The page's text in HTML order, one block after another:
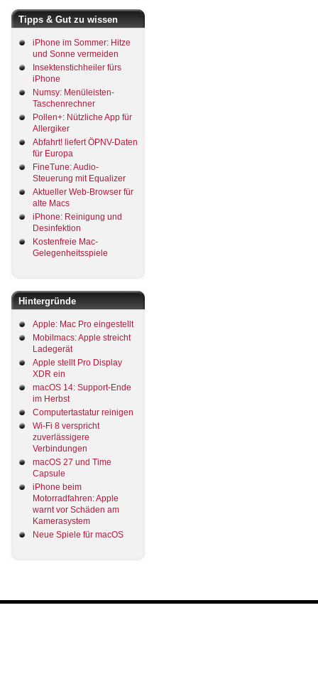
Tipps & Gut zu wissen
iPhone im Sommer: Hitze
und Sonne vermeiden
Insektenstichheiler fürs
iPhone
Numsy: Menüleisten-
Taschenrechner
Pollen+: Nützliche App für
Allergiker
Abfahrt! liefert ÖPNV-Daten
für Europa
FineTune: Audio-
Steuerung mit Equalizer
Aktueller Web-Browser für
alte Macs
iPhone: Reinigung und
Desinfektion
Kostenfreie Mac-
Gelegenheitsspiele
Hintergründe
Apple: Mac Pro eingestellt
Mobilmacs: Apple streicht
Ladegerät
Apple stellt Pro Display
XDR ein
macOS 14: Support-Ende
im Herbst
Computertastatur reinigen
Wi-Fi 8 verspricht
zuverlässigere
Verbindungen
macOS 27 und Time
Capsule
iPhone beim
Motorradfahren: Apple
warnt vor Schäden am
Kamerasystem
Neue Spiele für macOS